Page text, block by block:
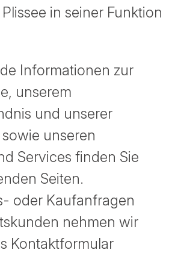
in seiner Funktion
Informationen zur
unserem
und unserer
unseren
Services finden Sie
Seiten.
oder Kaufanfragen
nehmen wir
Kontaktformular